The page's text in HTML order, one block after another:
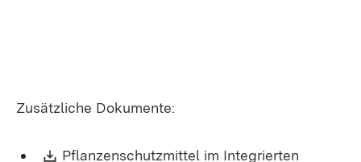
Zusätzliche Dokumente:
Download:
Pflanzenschutzmittel im Integrierten